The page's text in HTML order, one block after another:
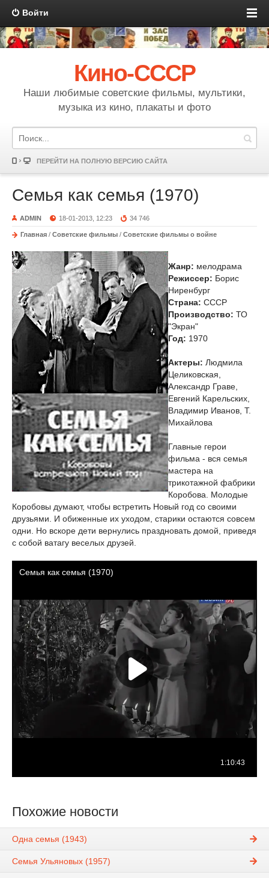
Войти
Кино-СССР
Наши любимые советские фильмы, мультики,
музыка из кино, плакаты и фото
ПЕРЕЙТИ НА ПОЛНУЮ ВЕРСИЮ САЙТА
Семья как семья (1970)
ADMIN 18-01-2013, 12:23 34 746
Главная / Советские фильмы / Советские фильмы о войне
Жанр: мелодрама
Режиссер: Борис
Ниренбург
Страна: СССР
Производство: ТО
"Экран"
Год: 1970
Актеры: Людмила
Целиковская,
Александр Граве,
Евгений Карельских,
Владимир Иванов, Т.
Михайлова
Главные герои
фильма - вся семья
мастера на
трикотажной фабрики
Коробова. Молодые
Коробовы думают, чтобы встретить Новый год со своими
друзьями. И обиженные их уходом, старики остаются совсем
одни. Но вскоре дети вернулись праздновать домой, приведя
с собой ватагу веселых друзей.
Похожие новости
Одна семья (1943)
Семья Ульяновых (1957)